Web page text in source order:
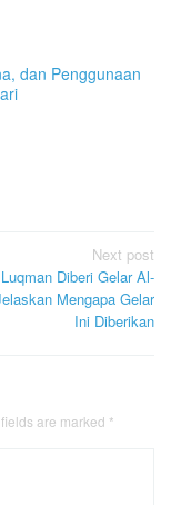
dan Penggunaan
Next post
Diberi Gelar Al-
Mengapa Gelar
Ini Diberikan
are marked *